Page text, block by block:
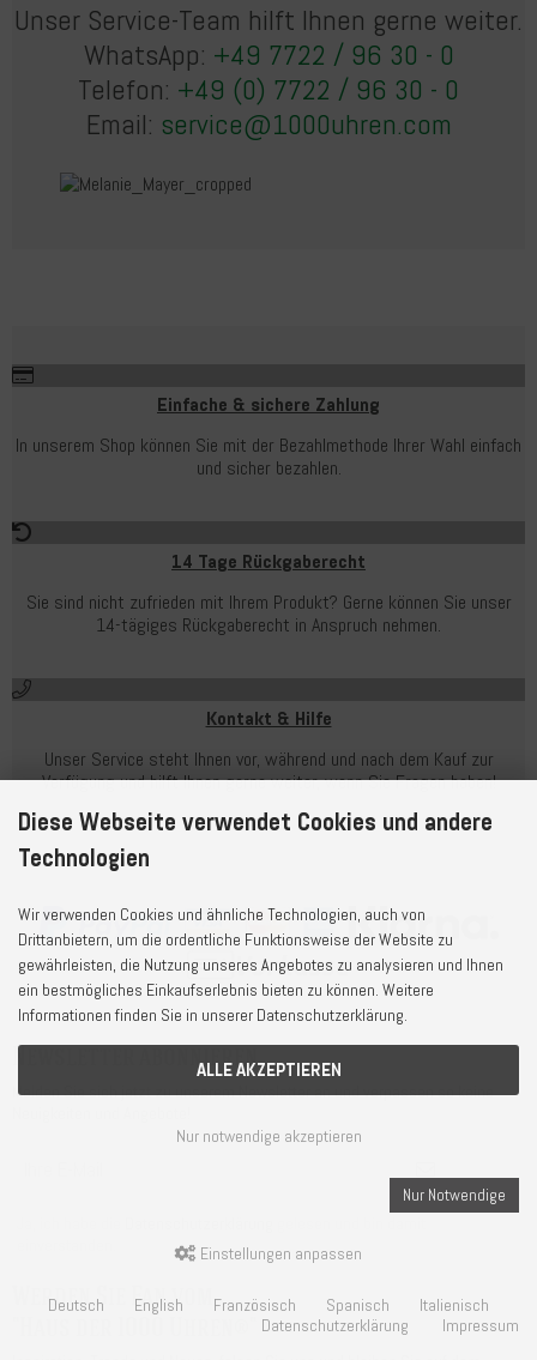
Unser Service-Team hilft Ihnen gerne weiter.
WhatsApp: +49 7722 / 96 30 - 0
Telefon: +49 (0) 7722 / 96 30 - 0
Email: service@1000uhren.com
Einfache & sichere Zahlung
In unserem Shop können Sie mit der Bezahlmethode Ihrer Wahl einfach
und sicher bezahlen.
14 Tage Rückgaberecht
Sie sind nicht zufrieden mit Ihrem Produkt? Gerne können Sie unser
14-tägiges Rückgaberecht in Anspruch nehmen.
Kontakt & Hilfe
Unser Service steht Ihnen vor, während und nach dem Kauf zur
Verfügung und hilft Ihnen gerne weiter, wenn Sie Fragen haben!
Newsletter abonnieren
Melden Sie sich jetzt zu unserem Newsletter an und verpassen so keine
Werden Sie Fan vom
Diese Webseite verwendet Cookies und andere
Technologien
Wir verwenden Cookies und ähnliche Technologien, auch von
Drittanbietern, um die ordentliche Funktionsweise der Website zu
gewährleisten, die Nutzung unseres Angebotes zu analysieren und Ihnen
ein bestmögliches Einkaufserlebnis bieten zu können. Weitere
Informationen finden Sie in unserer Datenschutzerklärung.
ALLE AKZEPTIEREN
Nur notwendige akzeptieren
Nur Notwendige
Einstellungen anpassen
Deutsch English Französisch Spanisch
Italienisch
Datenschutzerklärung
Impressum